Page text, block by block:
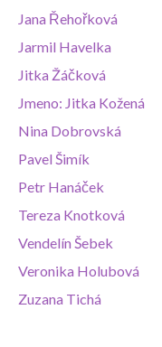
Jana Řehořková
Jarmil Havelka
Jitka Žáčková
Jmeno: Jitka Kožená
Nina Dobrovská
Pavel Šimík
Petr Hanáček
Tereza Knotková
Vendelín Šebek
Veronika Holubová
Zuzana Tichá